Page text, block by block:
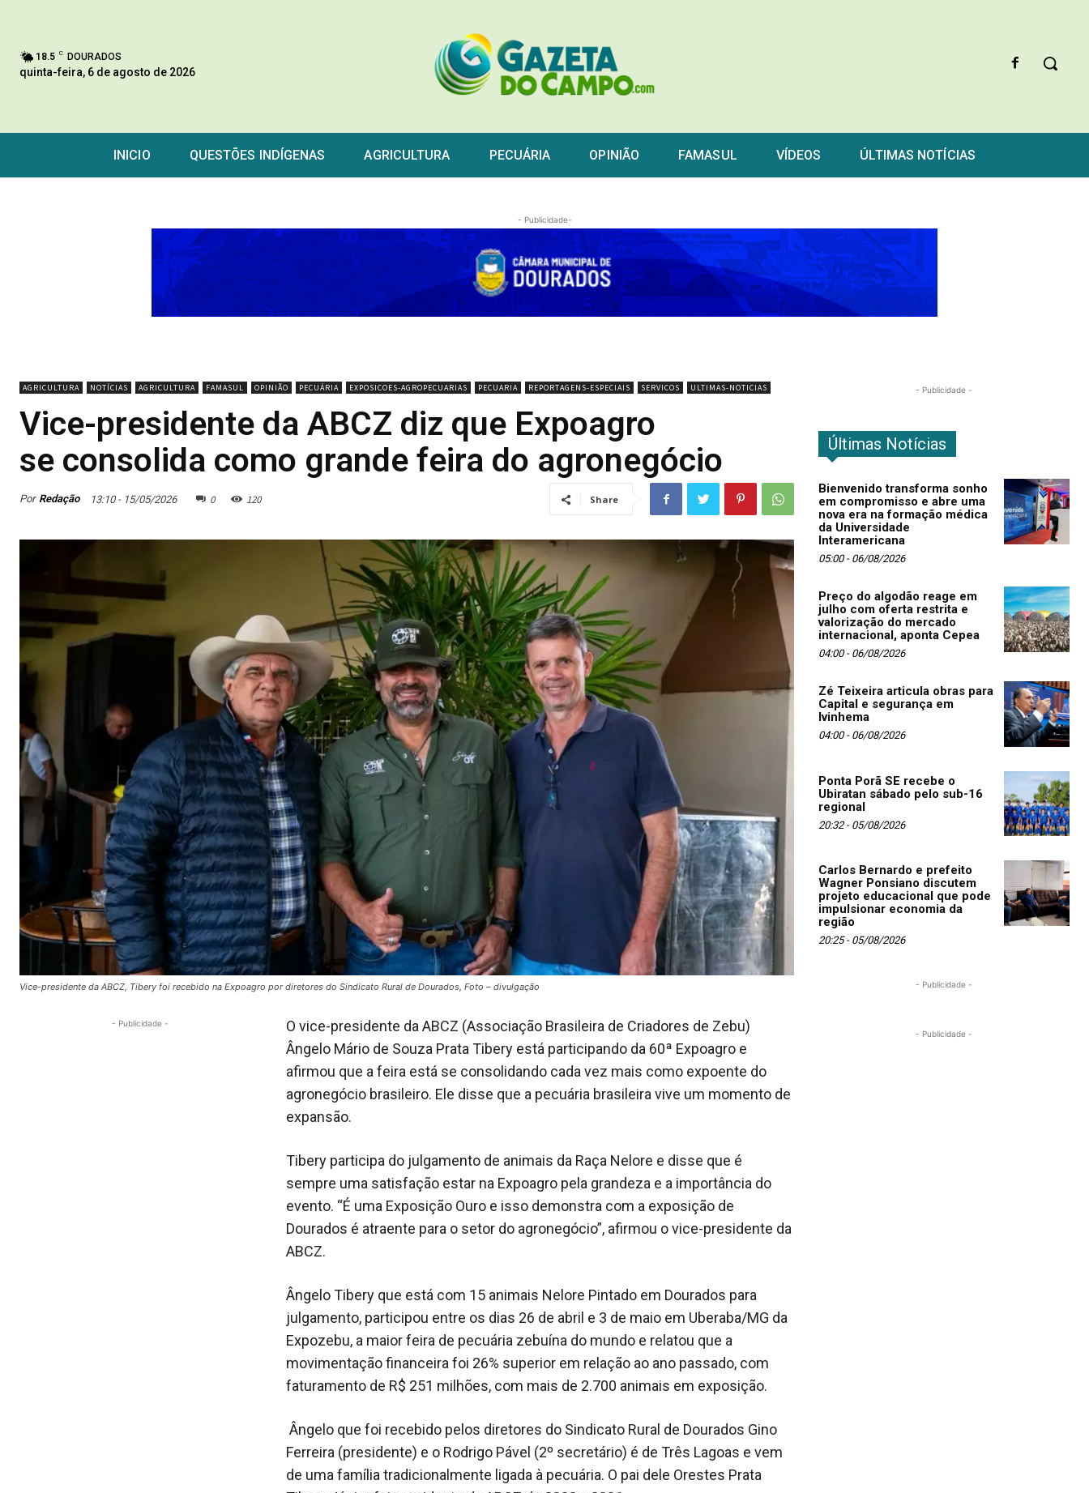
18.5 C DOURADOS
quinta-feira, 6 de agosto de 2026
INICIO QUESTÕES INDÍGENAS AGRICULTURA PECUÁRIA OPINIÃO FAMASUL VÍDEOS ÚLTIMAS NOTÍCIAS
- Publicidade-
AGRICULTURA NOTÍCIAS AGRICULTURA FAMASUL OPINIÃO PECUÁRIA EXPOSICOES-AGROPECUARIAS PECUARIA REPORTAGENS-ESPECIAIS SERVICOS ULTIMAS-NOTICIAS
Vice-presidente da ABCZ diz que Expoagro
se consolida como grande feira do agronegócio
Por Redação 13:10 - 15/05/2026 0 120 Share
Vice-presidente da ABCZ, Tibery foi recebido na Expoagro por diretores do Sindicato Rural de Dourados, Foto – divulgação
- Publicidade -
O vice-presidente da ABCZ (Associação Brasileira de Criadores de Zebu)
Ângelo Mário de Souza Prata Tibery está participando da 60ª Expoagro e
afirmou que a feira está se consolidando cada vez mais como expoente do
agronegócio brasileiro. Ele disse que a pecuária brasileira vive um momento de
expansão.
Tibery participa do julgamento de animais da Raça Nelore e disse que é
sempre uma satisfação estar na Expoagro pela grandeza e a importância do
evento. “É uma Exposição Ouro e isso demonstra com a exposição de
Dourados é atraente para o setor do agronegócio”, afirmou o vice-presidente da
ABCZ.
Ângelo Tibery que está com 15 animais Nelore Pintado em Dourados para
julgamento, participou entre os dias 26 de abril e 3 de maio em Uberaba/MG da
Expozebu, a maior feira de pecuária zebuína do mundo e relatou que a
movimentação financeira foi 26% superior em relação ao ano passado, com
faturamento de R$ 251 milhões, com mais de 2.700 animais em exposição.
Ângelo que foi recebido pelos diretores do Sindicato Rural de Dourados Gino
Ferreira (presidente) e o Rodrigo Pável (2º secretário) é de Três Lagoas e vem
de uma família tradicionalmente ligada à pecuária. O pai dele Orestes Prata
- Publicidade -
Últimas Notícias
Bienvenido transforma sonho
em compromisso e abre uma
nova era na formação médica
da Universidade
Interamericana
05:00 - 06/08/2026
Preço do algodão reage em
julho com oferta restrita e
valorização do mercado
internacional, aponta Cepea
04:00 - 06/08/2026
Zé Teixeira articula obras para
Capital e segurança em
Ivinhema
04:00 - 06/08/2026
Ponta Porã SE recebe o
Ubiratan sábado pelo sub-16
regional
20:32 - 05/08/2026
Carlos Bernardo e prefeito
Wagner Ponsiano discutem
projeto educacional que pode
impulsionar economia da
região
20:25 - 05/08/2026
- Publicidade -
- Publicidade -